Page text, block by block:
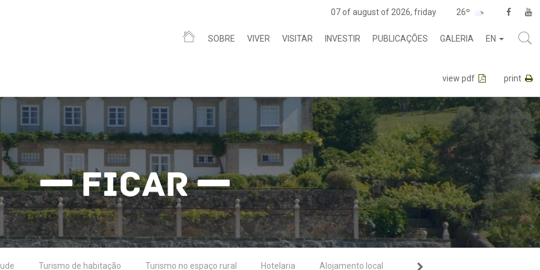
07 of august of 2026, friday 26º
SOBRE VIVER VISITAR INVESTIR PUBLICAÇÕES GALERIA EN
view pdf print
Ficar
Turismo de habitação Turismo no espaço rural Hotelaria Alojamento local Parques de Campismo